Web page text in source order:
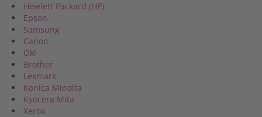
Hewlett Packard (HP)
Epson
Samsung
Canon
Oki
Brother
Lexmark
Konica Minolta
Kyocera Mita
Xerox